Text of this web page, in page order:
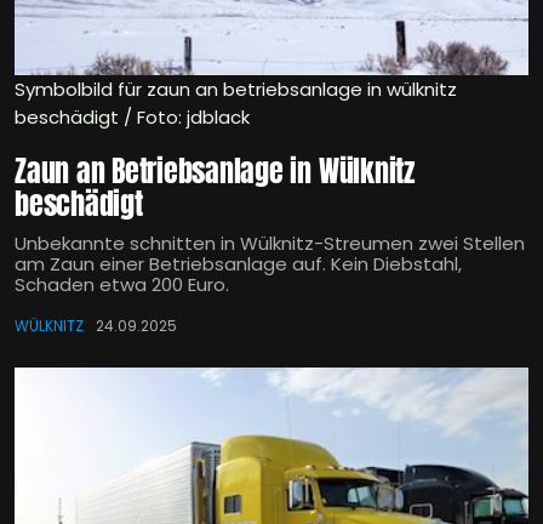
Symbolbild für zaun an betriebsanlage in wülknitz
beschädigt / Foto: jdblack
Zaun an Betriebsanlage in Wülknitz
beschädigt
Unbekannte schnitten in Wülknitz-Streumen zwei Stellen
am Zaun einer Betriebsanlage auf. Kein Diebstahl,
Schaden etwa 200 Euro.
WÜLKNITZ 24.09.2025